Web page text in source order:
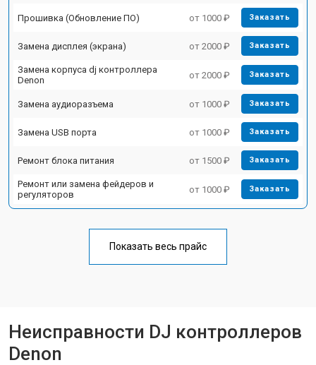
Прошивка (Обновление ПО) от 1000 ₽ Заказать
Замена дисплея (экрана) от 2000 ₽ Заказать
Замена корпуса dj контроллера
Denon
от 2000 ₽ Заказать
Замена аудиоразъема от 1000 ₽ Заказать
Замена USB порта от 1000 ₽ Заказать
Ремонт блока питания от 1500 ₽ Заказать
Ремонт или замена фейдеров и
регуляторов
от 1000 ₽ Заказать
Показать весь прайс
Неисправности DJ контроллеров
Denon